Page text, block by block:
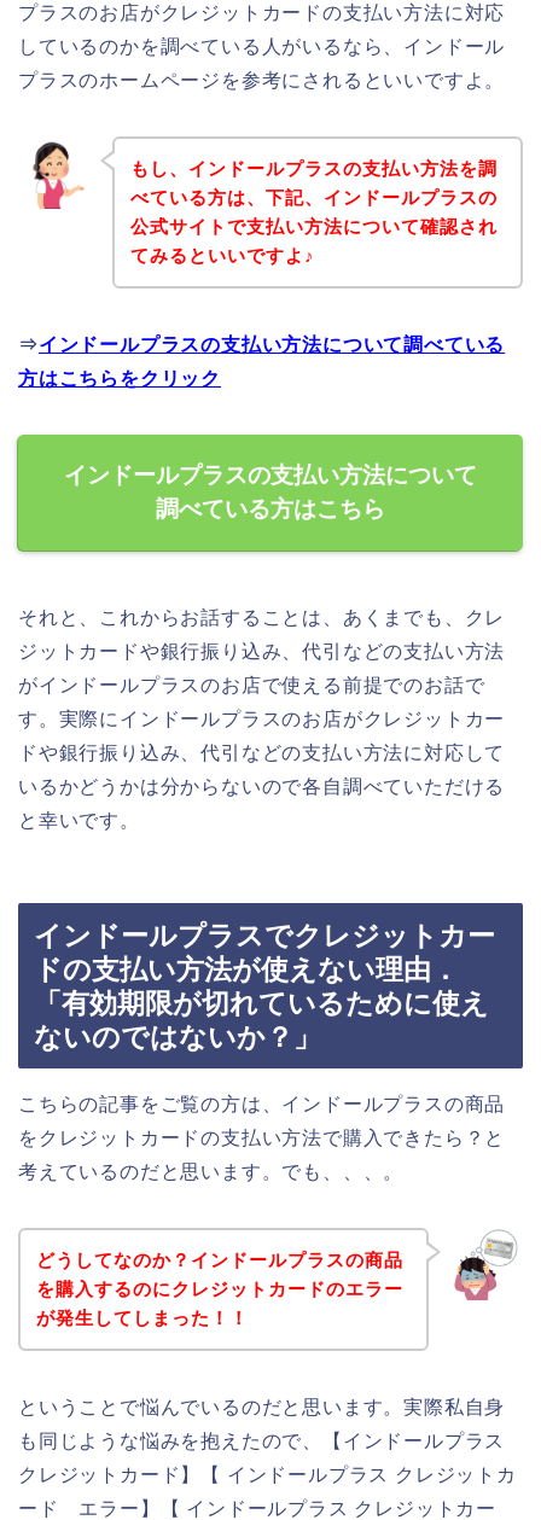
プラスのお店がクレジットカードの支払い方法に対応
しているのかを調べている人がいるなら、インドール
プラスのホームページを参考にされるといいですよ。
もし、インドールプラスの支払い方法を調
べている方は、下記、インドールプラスの
公式サイトで支払い方法について確認され
てみるといいですよ♪
⇒インドールプラスの支払い方法について調べている
方はこちらをクリック
インドールプラスの支払い方法について
調べている方はこちら
それと、これからお話することは、あくまでも、クレ
ジットカードや銀行振り込み、代引などの支払い方法
がインドールプラスのお店で使える前提でのお話で
す。実際にインドールプラスのお店がクレジットカー
ドや銀行振り込み、代引などの支払い方法に対応して
いるかどうかは分からないので各自調べていただける
と幸いです。
インドールプラスでクレジットカー
ドの支払い方法が使えない理由．
「有効期限が切れているために使え
ないのではないか？」
こちらの記事をご覧の方は、インドールプラスの商品
をクレジットカードの支払い方法で購入できたら？と
考えているのだと思います。でも、、、。
どうしてなのか？インドールプラスの商品
を購入するのにクレジットカードのエラー
が発生してしまった！！
ということで悩んでいるのだと思います。実際私自身
も同じような悩みを抱えたので、【インドールプラス
クレジットカード】【 インドールプラス クレジットカ
ード エラー】【 インドールプラス クレジットカー